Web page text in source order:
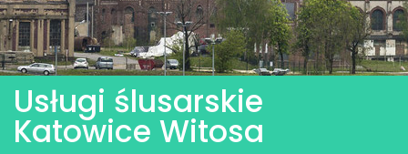
Usługi ślusarskie
Katowice Witosa